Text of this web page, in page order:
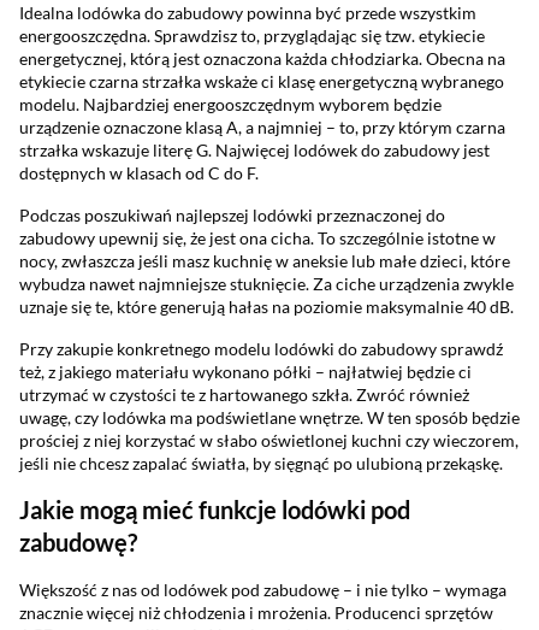
Idealna lodówka do zabudowy powinna być przede wszystkim
energooszczędna. Sprawdzisz to, przyglądając się tzw. etykiecie
energetycznej, którą jest oznaczona każda chłodziarka. Obecna na
etykiecie czarna strzałka wskaże ci klasę energetyczną wybranego
modelu. Najbardziej energooszczędnym wyborem będzie
urządzenie oznaczone klasą A, a najmniej – to, przy którym czarna
strzałka wskazuje literę G. Najwięcej lodówek do zabudowy jest
dostępnych w klasach od C do F.
Podczas poszukiwań najlepszej lodówki przeznaczonej do
zabudowy upewnij się, że jest ona cicha. To szczególnie istotne w
nocy, zwłaszcza jeśli masz kuchnię w aneksie lub małe dzieci, które
wybudza nawet najmniejsze stuknięcie. Za ciche urządzenia zwykle
uznaje się te, które generują hałas na poziomie maksymalnie 40 dB.
Przy zakupie konkretnego modelu lodówki do zabudowy sprawdź
też, z jakiego materiału wykonano półki – najłatwiej będzie ci
utrzymać w czystości te z hartowanego szkła. Zwróć również
uwagę, czy lodówka ma podświetlane wnętrze. W ten sposób będzie
prościej z niej korzystać w słabo oświetlonej kuchni czy wieczorem,
jeśli nie chcesz zapalać światła, by sięgnąć po ulubioną przekąskę.
Jakie mogą mieć funkcje lodówki pod
zabudowę?
Większość z nas od lodówek pod zabudowę – i nie tylko – wymaga
znacznie więcej niż chłodzenia i mrożenia. Producenci sprzętów